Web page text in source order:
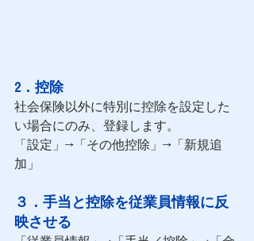
2．控除
社会保険以外に特別に控除を設定した
い場合にのみ、登録します。
「設定」→「その他控除」→「新規追
加」
３．手当と控除を従業員情報に反
映させる